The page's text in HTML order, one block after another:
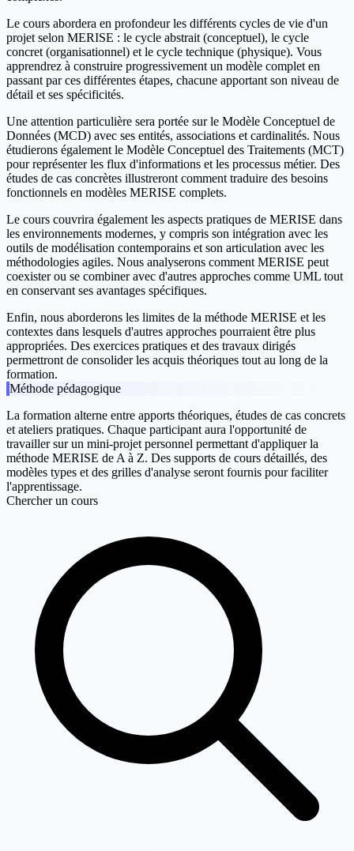
Le cours abordera en profondeur les différents cycles de vie d'un
projet selon MERISE : le cycle abstrait (conceptuel), le cycle
concret (organisationnel) et le cycle technique (physique). Vous
apprendrez à construire progressivement un modèle complet en
passant par ces différentes étapes, chacune apportant son niveau de
détail et ses spécificités.
Une attention particulière sera portée sur le Modèle Conceptuel de
Données (MCD) avec ses entités, associations et cardinalités. Nous
étudierons également le Modèle Conceptuel des Traitements (MCT)
pour représenter les flux d'informations et les processus métier. Des
études de cas concrètes illustreront comment traduire des besoins
fonctionnels en modèles MERISE complets.
Le cours couvrira également les aspects pratiques de MERISE dans
les environnements modernes, y compris son intégration avec les
outils de modélisation contemporains et son articulation avec les
méthodologies agiles. Nous analyserons comment MERISE peut
coexister ou se combiner avec d'autres approches comme UML tout
en conservant ses avantages spécifiques.
Enfin, nous aborderons les limites de la méthode MERISE et les
contextes dans lesquels d'autres approches pourraient être plus
appropriées. Des exercices pratiques et des travaux dirigés
permettront de consolider les acquis théoriques tout au long de la
formation.
Méthode pédagogique
La formation alterne entre apports théoriques, études de cas concrets
et ateliers pratiques. Chaque participant aura l'opportunité de
travailler sur un mini-projet personnel permettant d'appliquer la
méthode MERISE de A à Z. Des supports de cours détaillés, des
modèles types et des grilles d'analyse seront fournis pour faciliter
l'apprentissage.
Chercher un cours